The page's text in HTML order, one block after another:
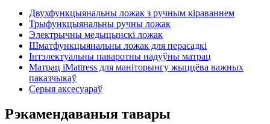
Двухфункцыянальны ложак з ручным кіраваннем
Трыфункцыянальны ручны ложак
Электрычны медыцынскі ложак
Шматфункцыянальны ложак для перасадкі
Інтэлектуальны паваротны надуўны матрац
Матрац iMattress для маніторынгу жыццёва важных
паказчыкаў
Серыя аксесуараў
Рэкамендаваныя тавары